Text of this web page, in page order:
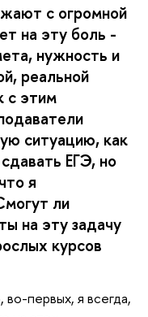
с огромной
на эту боль -
нужность и
реальной
с этим
ситуацию, как
ЕГЭ, но
я
ли
на эту задачу
курсов
первых, я всегда,